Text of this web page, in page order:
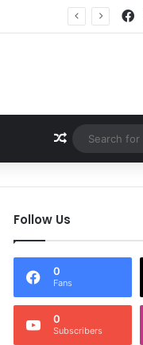
Random
Follow Us
0
Fans
0
Subscribers